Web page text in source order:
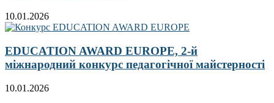
10.01.2026
EDUCATION AWARD EUROPE, 2-й
міжнародний конкурс педагогічної майстерності
10.01.2026